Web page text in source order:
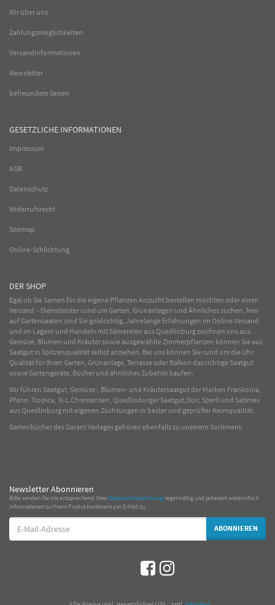
Wir über uns
Zahlungsmöglichkeiten
Versandinformationen
Newsletter
befreundete Seiten
GESETZLICHE INFORMATIONEN
Impressum
AGB
Datenschutz
Widerrufsrecht
Sitemap
Online-Schlichtung
DER SHOP
Egal ob Sie Samen für die eigene Pflanzen Anzucht bestellen möchten oder einen
Versand - Dienstleister rund um Garten, Grünanlagen und Ähnliches suchen, hier
auf Gartensaaten sind Sie goldrichtig. Jahrelange Erfahrungen im OnlineVersand
und im Lagern und Handeln mit Sämereien aus Quedlinburg zeichnen uns aus.
Gemüse, Blumen und Kräuter sowie ausgewählteZimmerpflanzen können Sie aus
Saatgut in Spitzenqualität selbst anziehen. Bei uns können Sie rund um die Uhr
Qualität für Ihren Garten, Grünanlage, Terrasse oder Balkon das richtige Saatgut
sowie Gartengeräte, Bücher und ähnliches Zubehör kaufen.
Wir führen Saatgut, Gemüse-, Blumen- und Kräutersaatgut der Marken Frankonia,
Pfann, Tropica, N.L.Chrestensen, Quedlinburger Saatgut,Dürr, Sperli und Satimex
aus Quedlinburg mit eigenen Züchtungen in bester und geprüfter Keimqualität.
Gartenbücher des Garant Verlages gehören ebenfalls zu unserem Sortiment.
Newsletter Abonnieren
Bitte senden Sie mir entsprechend IhrerDatenschutzerklärung regelmäßig und jederzeit widerruflich
Informationen zu Ihrem Produktsortiment per E-Mail zu.
E-
Mail-
Adresse
ABONNIEREN